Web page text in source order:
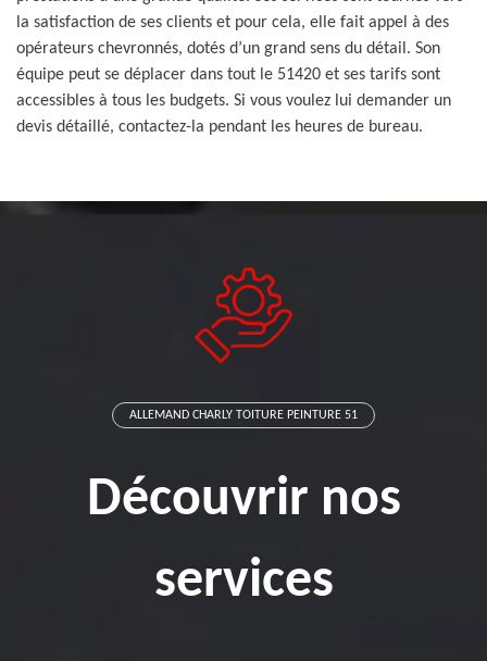
la satisfaction de ses clients et pour cela, elle fait appel à des
opérateurs chevronnés, dotés d’un grand sens du détail. Son
équipe peut se déplacer dans tout le 51420 et ses tarifs sont
accessibles à tous les budgets. Si vous voulez lui demander un
devis détaillé, contactez-la pendant les heures de bureau.
ALLEMAND CHARLY TOITURE PEINTURE 51
Découvrir nos
services